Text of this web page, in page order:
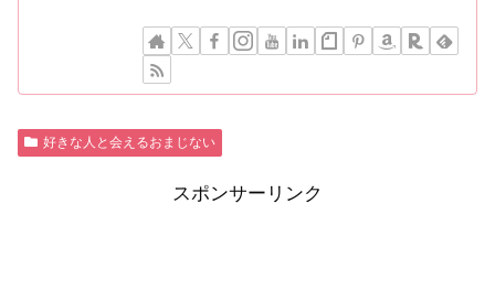
好きな人と会えるおまじない
スポンサーリンク